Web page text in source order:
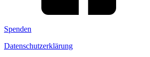
Spenden
Datenschutzerklärung